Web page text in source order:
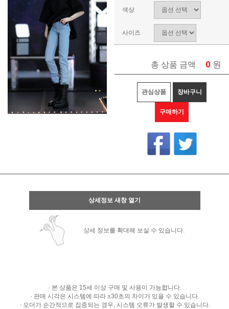
색상
사이즈
총 상품 금액 0 원
관심상품 장바구니
구매하기
상세정보 새창 열기
상세 정보를 확대해 보실 수 있습니다.
· 본 상품은 15세 이상 구매 및 사용이 가능합니다.
· 판매 시각은 시스템에 따라 ±30초의 차이가 있을 수 있습니다.
· 오더가 순간적으로 집중되는 경우, 시스템 오류가 발생할 수 있습니다.